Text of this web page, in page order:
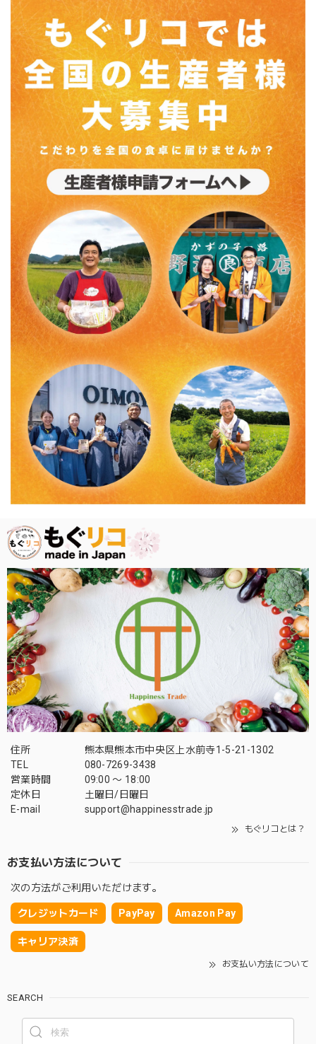
住所
熊本県熊本市中央区上水前寺1-5-21-1302
TEL
080-7269-3438
営業時間
09:00 〜 18:00
定休日
土曜日/日曜日
E-mail
support@happinesstrade.jp
もぐリコとは？
お支払い方法について
次の方法がご利用いただけます。
クレジットカード PayPay Amazon Pay
キャリア決済
お支払い方法について
SEARCH